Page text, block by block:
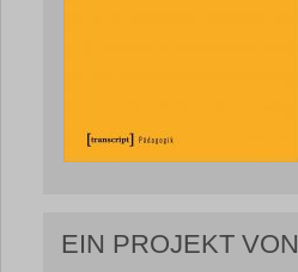
EIN PROJEKT VON